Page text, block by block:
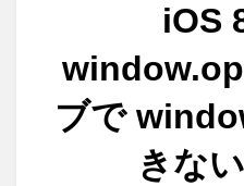
iOS
ブで
きな